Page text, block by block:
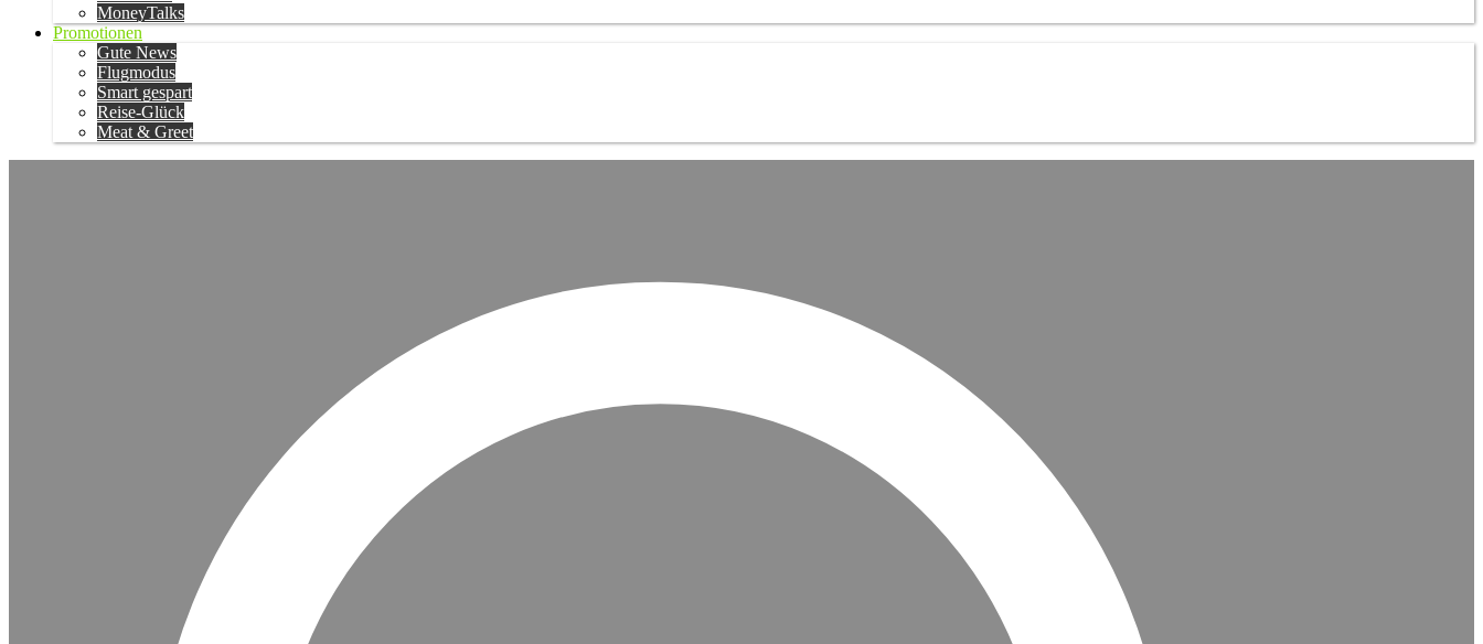
MoneyTalks
Promotionen
Gute News
Flugmodus
Smart gespart
Reise-Glück
Meat & Greet